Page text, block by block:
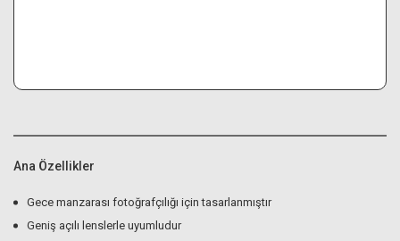
Ana Özellikler
Gece manzarası fotoğrafçılığı için tasarlanmıştır
Geniş açılı lenslerle uyumludur